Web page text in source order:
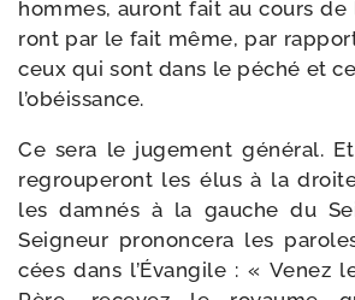
hommes, auront fait au cours
ront par le fait même, par
ceux qui sont dans le péché et
l’obéissance.
Ce sera le juge­ment géné­ral.
regrou­pe­ront les élus à la
les dam­nés à la gauche du
Seigneur pro­non­ce­ra les
cées dans l’Évangile : « Venez